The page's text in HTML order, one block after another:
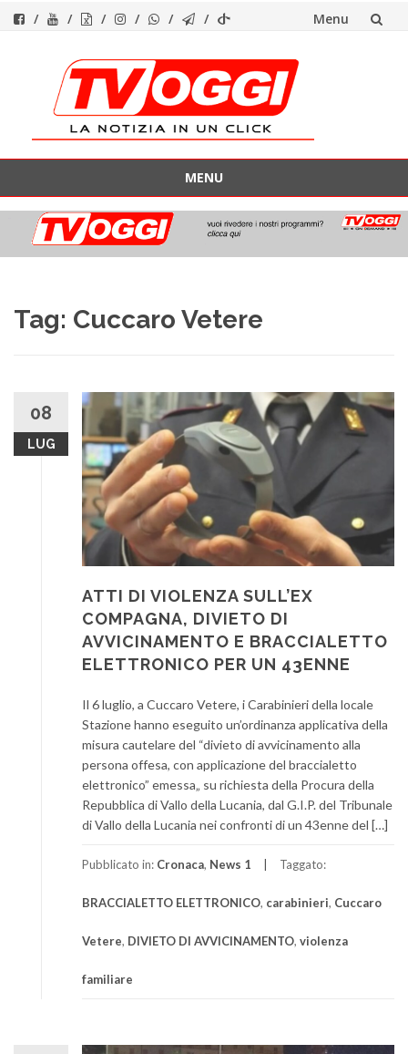
Menu
contenuto
MENU
contenuto
Tag: Cuccaro Vetere
08
LUG
ATTI DI VIOLENZA SULL’EX
COMPAGNA, DIVIETO DI
AVVICINAMENTO E BRACCIALETTO
ELETTRONICO PER UN 43ENNE
Il 6 luglio, a Cuccaro Vetere, i Carabinieri della locale
Stazione hanno eseguito un’ordinanza applicativa della
misura cautelare del “divieto di avvicinamento alla
persona offesa, con applicazione del braccialetto
elettronico” emessa„ su richiesta della Procura della
Repubblica di Vallo della Lucania, dal G.I.P. del Tribunale
di Vallo della Lucania nei confronti di un 43enne del […]
Pubblicato in: Cronaca, News 1 Taggato:
BRACCIALETTO ELETTRONICO, carabinieri, Cuccaro
Vetere, DIVIETO DI AVVICINAMENTO, violenza
familiare